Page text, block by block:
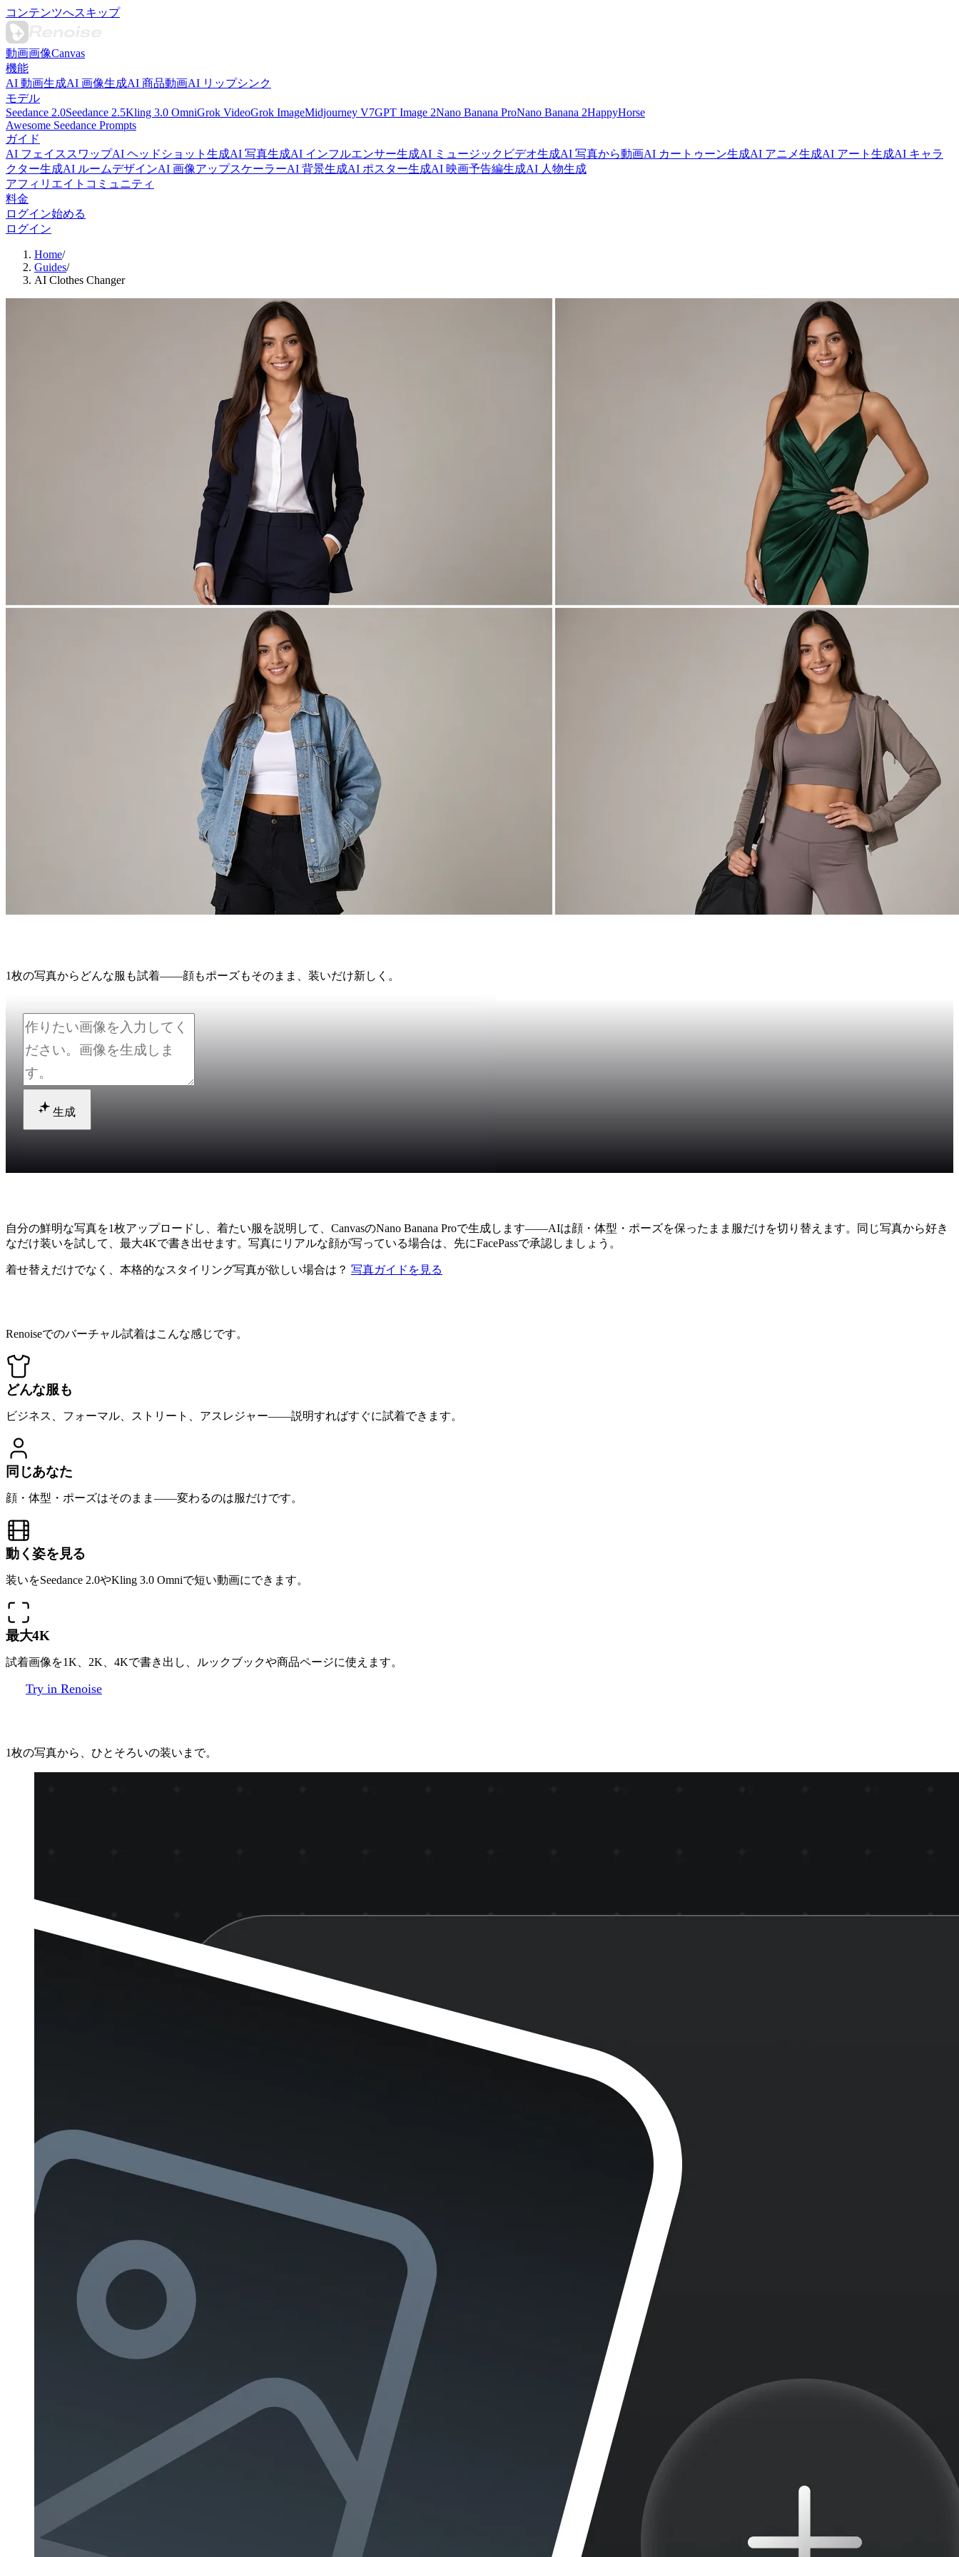
コンテンツへスキップ
動画画像Canvas
機能
AI 動画生成AI 画像生成AI 商品動画AI リップシンク
モデル
Seedance 2.0Seedance 2.5Kling 3.0 OmniGrok VideoGrok ImageMidjourney V7GPT Image 2Nano Banana ProNano Banana 2HappyHorse
Awesome Seedance Prompts
ガイド
AI フェイススワップAI ヘッドショット生成AI 写真生成AI インフルエンサー生成AI ミュージックビデオ生成AI 写真から動画AI カートゥーン生成AI アニメ生成AI アート生成AI キャラ
クター生成AI ルームデザインAI 画像アップスケーラーAI 背景生成AI ポスター生成AI 映画予告編生成AI 人物生成
アフィリエイト コミュニティ
料金
ログイン始める
ログイン
Home/
Guides/
AI Clothes Changer
1枚の写真からどんな服も試着——顔もポーズもそのまま、装いだけ新しく。
生成
自分の鮮明な写真を1枚アップロードし、着たい服を説明して、CanvasのNano Banana Proで生成します——AIは顔・体型・ポーズを保ったまま服だけを切り替えます。同じ写真から好き
なだけ装いを試して、最大4Kで書き出せます。写真にリアルな顔が写っている場合は、先にFacePassで承認しましょう。
着せ替えだけでなく、本格的なスタイリング写真が欲しい場合は？ 写真ガイドを見る
Renoiseでのバーチャル試着はこんな感じです。
どんな服も
ビジネス、フォーマル、ストリート、アスレジャー——説明すればすぐに試着できます。
同じあなた
顔・体型・ポーズはそのまま——変わるのは服だけです。
動く姿を見る
装いをSeedance 2.0やKling 3.0 Omniで短い動画にできます。
最大4K
試着画像を1K、2K、4Kで書き出し、ルックブックや商品ページに使えます。
Try in Renoise
1枚の写真から、ひとそろいの装いまで。